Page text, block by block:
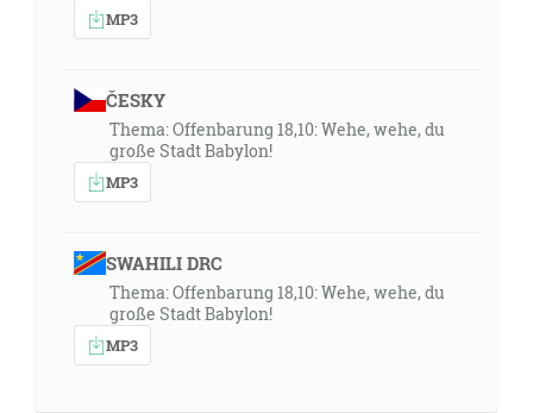
MP3
ČESKY
Thema: Offenbarung 18,10: Wehe, wehe, du
große Stadt Babylon!
MP3
SWAHILI DRC
Thema: Offenbarung 18,10: Wehe, wehe, du
große Stadt Babylon!
MP3